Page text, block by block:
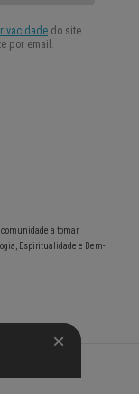
a tomar
Espiritualidade e Bem-